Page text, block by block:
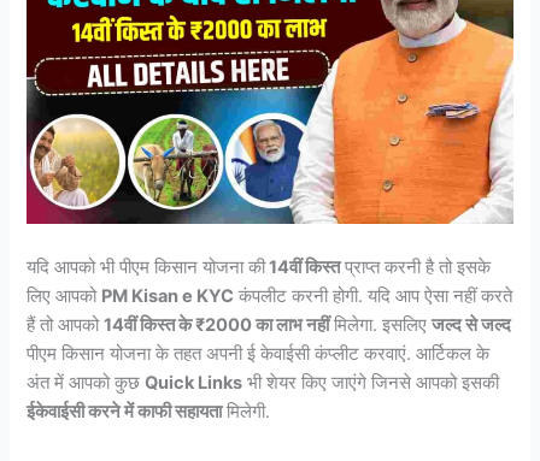
यदि आपको भी पीएम किसान योजना की14वीं किस्तप्राप्त करनी है तो इसके
लिए आपको PM Kisan e KYC कंपलीट करनी होगी. यदि आप ऐसा नहीं करते
हैं तो आपको14वीं किस्त के ₹2000 का लाभ नहींमिलेगा. इसलिएजल्द से जल्द
पीएम किसान योजना के तहत अपनी ई केवाईसी कंप्लीट करवाएं. आर्टिकल के
अंत में आपको कुछQuick Links भी शेयर किए जाएंगे जिनसे आपको इसकी
ईकेवाईसी करने में काफी सहायतामिलेगी.